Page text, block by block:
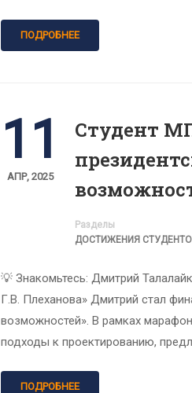
ПОДРОБНЕЕ
11
АПР, 2025
Студент
Разделы
ДОСТИЖЕНИЯ
💡 Знакомьтесь: Дмитрий
Г.В. Плеханова» Дмитрий стал
возможностей». В рамках
подходы к проектированию,
ПОДРОБНЕЕ